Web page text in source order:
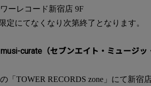
ーレコード新宿店 9F
定にてなくなり次第終了となります。
curate（セブンエイト・ミュージッ
「TOWER RECORDS zone」にて新宿